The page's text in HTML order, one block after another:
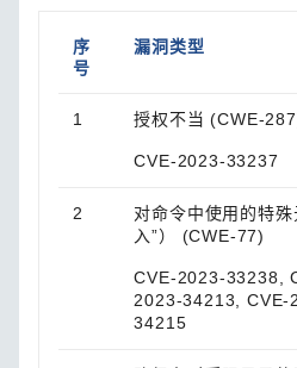
序
号
漏洞类型
1 授权不当 (CWE-
CVE-2023-33237
2
对命令中使用的特
入”） (CWE-77)
CVE-2023-33238,
2023-34213, CVE-
34215